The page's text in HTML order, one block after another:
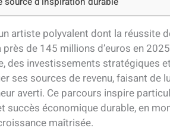
artiste polyvalent dont la réussite
de 145 millions d’euros en
des investissements stratégiques
ses sources de revenu, faisant de
averti. Ce parcours inspire
économique durable, en
maîtrisée.